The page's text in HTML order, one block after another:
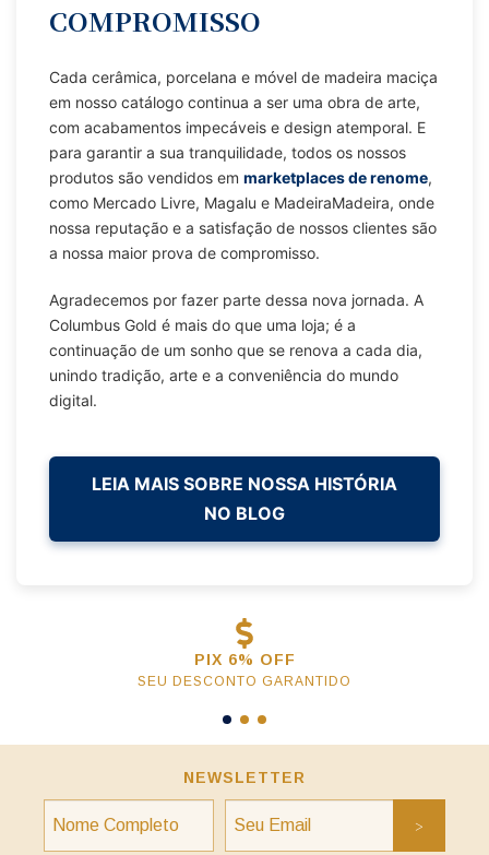
COMPROMISSO
Cada cerâmica, porcelana e móvel de madeira maciça
em nosso catálogo continua a ser uma obra de arte,
com acabamentos impecáveis e design atemporal. E
para garantir a sua tranquilidade, todos os nossos
produtos são vendidos em marketplaces de renome,
como Mercado Livre, Magalu e MadeiraMadeira, onde
nossa reputação e a satisfação de nossos clientes são
a nossa maior prova de compromisso.
Agradecemos por fazer parte dessa nova jornada. A
Columbus Gold é mais do que uma loja; é a
continuação de um sonho que se renova a cada dia,
unindo tradição, arte e a conveniência do mundo
digital.
LEIA MAIS SOBRE NOSSA HISTÓRIA
NO BLOG
PIX 6% OFF
SEU DESCONTO GARANTIDO
NEWSLETTER